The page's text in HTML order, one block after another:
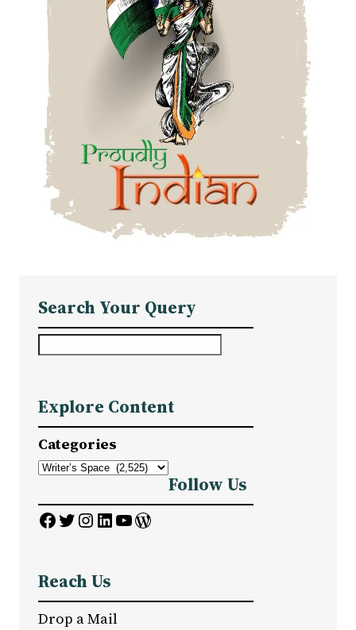
Search Your Query
r
c
h
Explore Content
Categories
Follow Us
Facebook Twitter InstagramLinkedIn YouTube WordPress
Reach Us
Drop a Mail